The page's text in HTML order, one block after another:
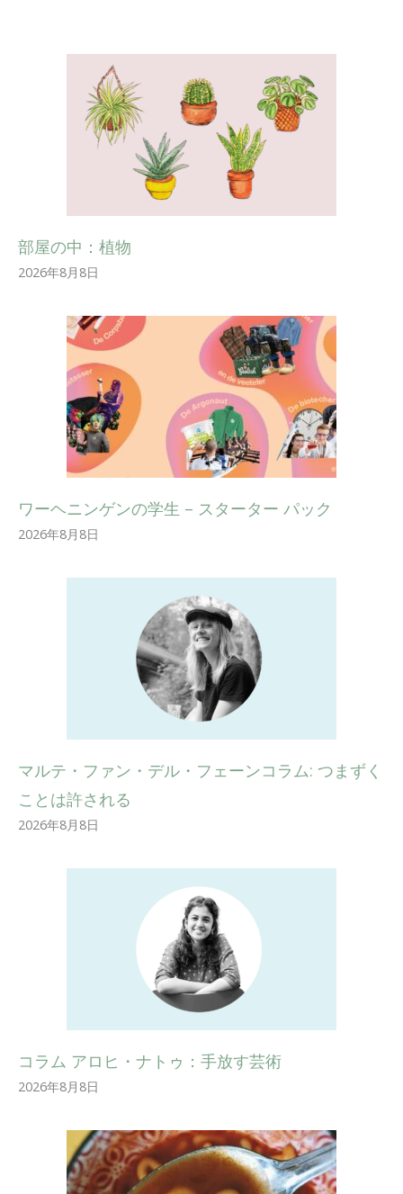
部屋の中：植物
2026年8月8日
ワーヘニンゲンの学生 – スターター パック
2026年8月8日
マルテ・ファン・デル・フェーンコラム: つまずく
ことは許される
2026年8月8日
コラム アロヒ・ナトゥ：手放す芸術
2026年8月8日